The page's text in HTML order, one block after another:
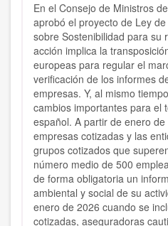
En el Consejo de Ministros
aprobó el proyecto de Ley
sobre Sostenibilidad para su
acción implica la
europeas para regular el
verificación de los informes
empresas. Y, al mismo
cambios importantes para el
español. A partir de enero
empresas cotizadas y las
grupos cotizados que
número medio de 500
de forma obligatoria un
ambiental y social de su
enero de 2026 cuando se
cotizadas, aseguradoras